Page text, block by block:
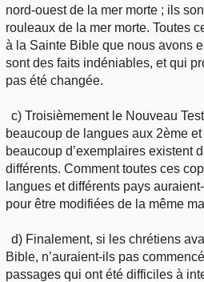
nord-ouest de la mer morte ; ils
rouleaux de la mer morte. Toutes
à la Sainte Bible que nous avons
sont des faits indéniables, et qui
pas été changée.
c) Troisièmement le Nouveau
beaucoup de langues aux 2ème
beaucoup d’exemplaires existent
différents. Comment toutes ces
langues et différents pays
pour être modifiées de la même
d) Finalement, si les chrétiens
Bible, n’auraient-ils pas
passages qui ont été difficiles à